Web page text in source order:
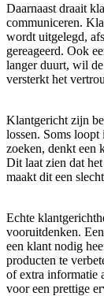
Daarnaast draait
communiceren.
wordt uitgelegd,
gereageerd. Ook
langer duurt, wil
versterkt het
Klantgericht zijn
lossen. Soms loopt
zoeken, denkt een
Dit laat zien dat
maakt dit een
Echte
vooruitdenken.
een klant nodig
producten te
of extra informatie
voor een prettige